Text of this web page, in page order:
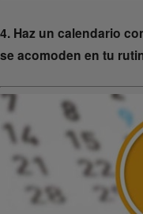
4. Haz un calendario
se acomoden en tu